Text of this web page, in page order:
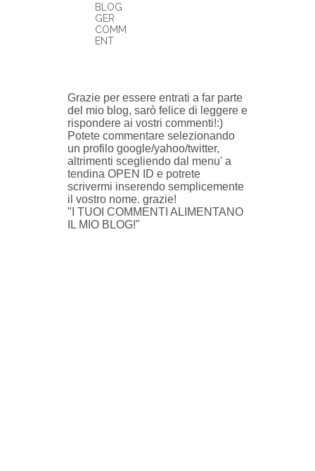
BLOG
GER
COMM
ENT
Grazie per essere entrati a far parte
del mio blog, sarò felice di leggere e
rispondere ai vostri commenti!:)
Potete commentare selezionando
un profilo google/yahoo/twitter,
altrimenti scegliendo dal menu' a
tendina OPEN ID e potrete
scrivermi inserendo semplicemente
il vostro nome. grazie!
"I TUOI COMMENTI ALIMENTANO
IL MIO BLOG!"